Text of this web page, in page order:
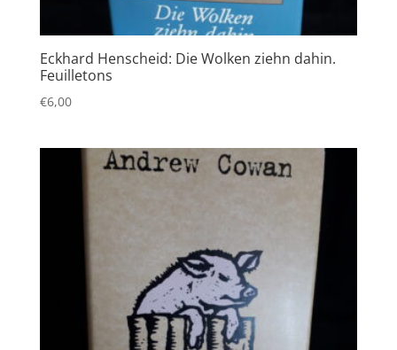
Eckhard Henscheid: Die Wolken ziehn dahin.
Feuilletons
€6,00